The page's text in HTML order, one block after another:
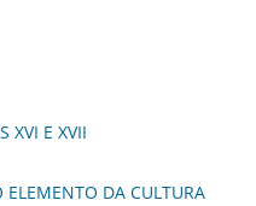
XVI E XVII
DA CULTURA